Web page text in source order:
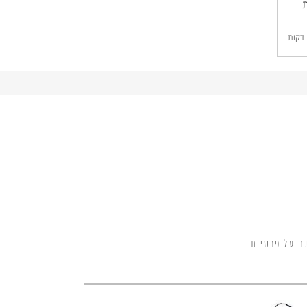
דקות
על פרטיות